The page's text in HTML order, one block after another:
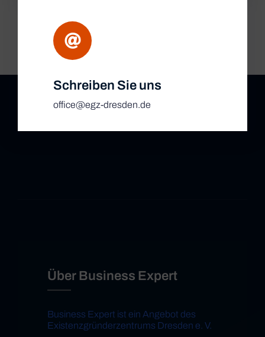
Schreiben Sie uns
office@egz-dresden.de
Über Business Expert
Business Expert ist ein Angebot des
Existenzgründerzentrums Dresden e. V.